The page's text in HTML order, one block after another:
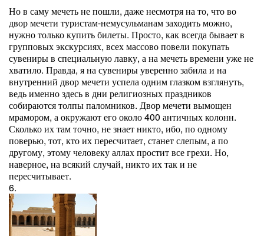
Но в саму мечеть не пошли, даже несмотря на то, что во
двор мечети туристам-немусульманам заходить можно,
нужно только купить билеты. Просто, как всегда бывает в
групповых экскурсиях, всех массово повели покупать
сувениры в специальную лавку, а на мечеть времени уже не
хватило. Правда, я на сувениры уверенно забила и на
внутренний двор мечети успела одним глазком взглянуть,
ведь именно здесь в дни религиозных праздников
собираются толпы паломников. Двор мечети вымощен
мрамором, а окружают его около 400 античных колонн.
Сколько их там точно, не знает никто, ибо, по одному
поверью, тот, кто их пересчитает, станет слепым, а по
другому, этому человеку аллах простит все грехи. Но,
наверное, на всякий случай, никто их так и не
пересчитывает.
6.